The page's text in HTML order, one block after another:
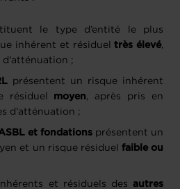
le type d’entité le plus
inhérent et résiduel
très élevé,
d'atténuation ;
présentent un risque inhérent
résiduel moyen, après pris en
d'atténuation ;
et fondationsprésentent un
et un risque résiduel faible ou
et résiduels des autres